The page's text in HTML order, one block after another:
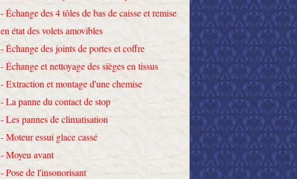
- Échange des 4 tôles de bas de caisse et remise
en état des volets amovibles
- Échange des joints de portes et coffre
- Échange et nettoyage des sièges en tissus
- Extraction et montage d'une chemise
- La panne du contact de stop
- Les pannes de climatisation
- Moteur essui glace cassé
- Moyeu avant
- Pose de l'insonorisant